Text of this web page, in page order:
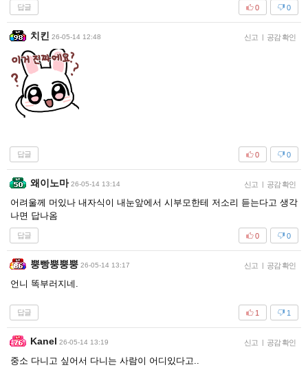
답글 0
0
치킨 26-05-14 12:48 신고 | 공감 확인
답글 0
0
왜이노마 26-05-14 13:14 신고 | 공감 확인
어려울께 머있나 내자식이 내눈앞에서 시부모한테 저소리 듣는다고 생각
나면 답나옴
답글 0
0
뿡빵뿡뿡뿡 26-05-14 13:17 신고 | 공감 확인
언니 똑부러지네.
답글 1
1
Kanel 26-05-14 13:19 신고 | 공감 확인
중소 다니고 싶어서 다니는 사람이 어디있다고..